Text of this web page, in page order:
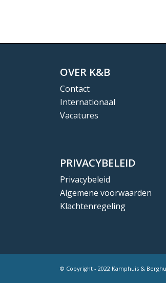
OVER K&B
Contact
Internationaal
Vacatures
PRIVACYBELEID
Privacybeleid
Algemene voorwaarden
Klachtenregeling
© Copyright - 2022 Kamphuis &